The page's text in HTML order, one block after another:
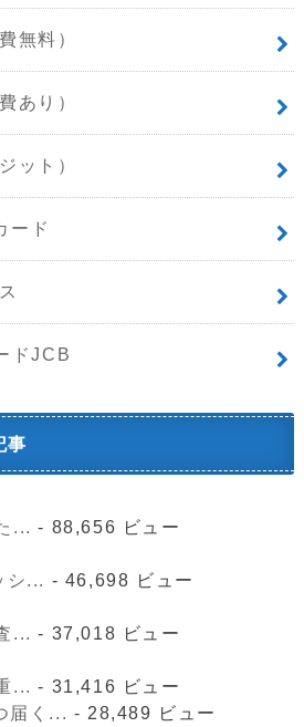
無料）
あり）
ット）
ード
ドJCB
事
... - 88,656 ビュー
シ... - 46,698 ビュー
... - 37,018 ビュー
... - 31,416 ビュー
届く... - 28,489 ビュー